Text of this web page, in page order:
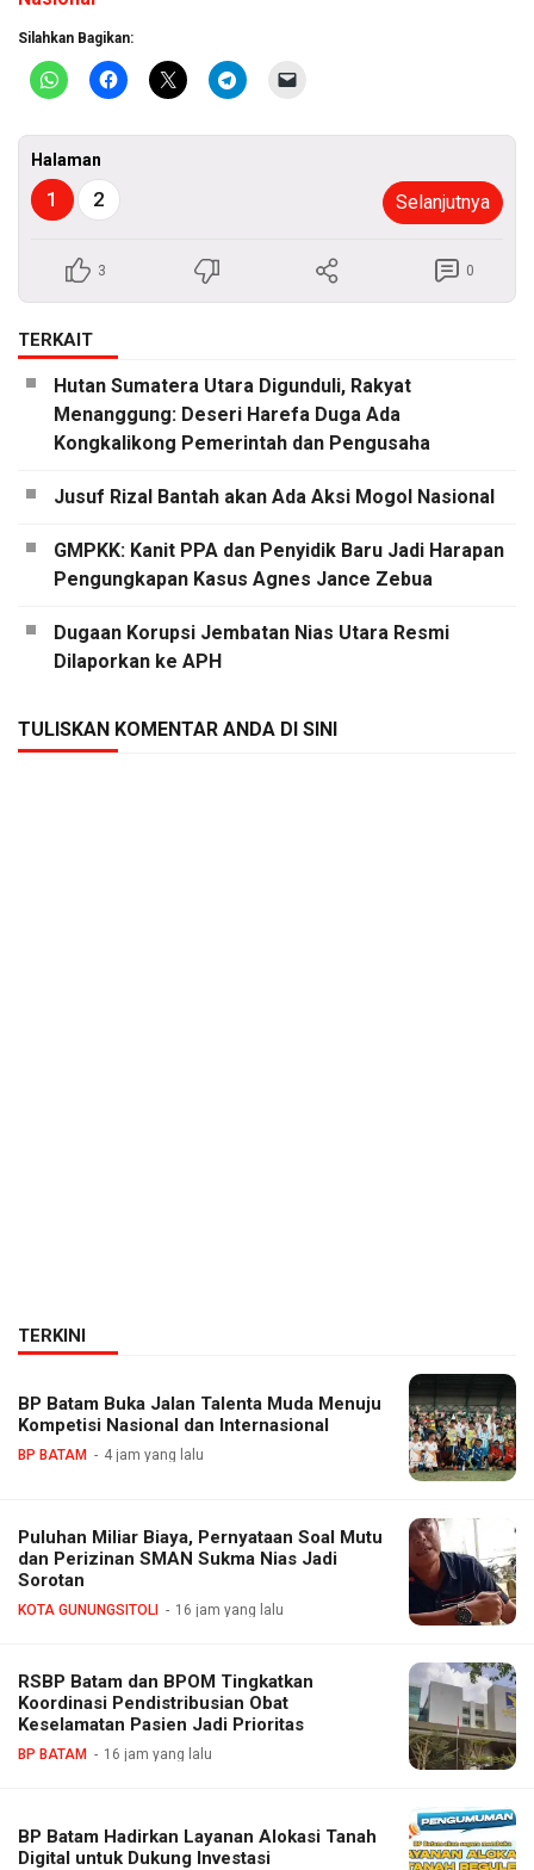
Silahkan Bagikan:
Halaman
1 2 Selanjutnya
3 0
TERKAIT
Hutan Sumatera Utara Digunduli, Rakyat
Menanggung: Deseri Harefa Duga Ada
Kongkalikong Pemerintah dan Pengusaha
Jusuf Rizal Bantah akan Ada Aksi Mogol Nasional
GMPKK: Kanit PPA dan Penyidik Baru Jadi Harapan
Pengungkapan Kasus Agnes Jance Zebua
Dugaan Korupsi Jembatan Nias Utara Resmi
Dilaporkan ke APH
TULISKAN KOMENTAR ANDA DI SINI
TERKINI
BP Batam Buka Jalan Talenta Muda Menuju
Kompetisi Nasional dan Internasional
BP BATAM 4 jam yang lalu
Puluhan Miliar Biaya, Pernyataan Soal Mutu
dan Perizinan SMAN Sukma Nias Jadi
Sorotan
KOTA GUNUNGSITOLI 16 jam yang lalu
RSBP Batam dan BPOM Tingkatkan
Koordinasi Pendistribusian Obat
Keselamatan Pasien Jadi Prioritas
BP BATAM 16 jam yang lalu
BP Batam Hadirkan Layanan Alokasi Tanah
Digital untuk Dukung Investasi